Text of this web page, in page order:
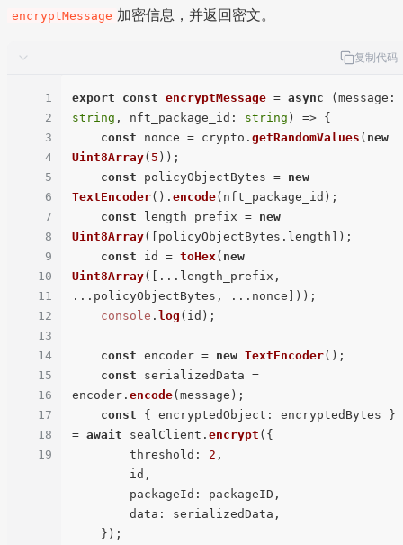
encryptMessage 加密信息，并返回密文。
复制代码
1
2
3
4
5
6
7
8
9
10
11
12
13
14
15
16
17
18
19
export const encryptMessage = async (
string , nft_package_id: string ) => {
const nonce = crypto. getRandomValues ( new
Uint8Array( 5 ));
const policyObjectBytes = new
TextEncoder(). encode(nft_package_id);
const length_prefix = new
Uint8Array([policyObjectBytes. length ]);
const id = toHex ( new
Uint8Array([...length_prefix,
...policyObjectBytes, ...nonce]));
console . log (id);
const encoder = new TextEncoder();
const serializedData =
encoder. encode(message);
const { encryptedObject : encryptedBytes }
= await sealClient. encrypt ({
threshold : 2 ,
id,
packageId : packageID,
data : serializedData,
});